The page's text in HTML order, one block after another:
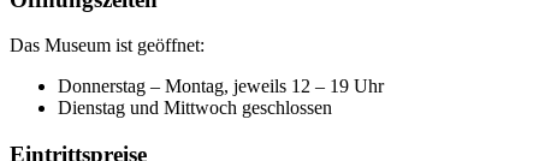
Das Museum ist geöffnet:
Donnerstag – Montag, jeweils 12 – 19 Uhr
Dienstag und Mittwoch geschlossen
Eintrittspreise